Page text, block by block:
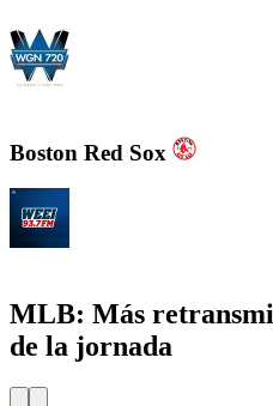
Boston Red Sox
MLB: Más
de la jornada